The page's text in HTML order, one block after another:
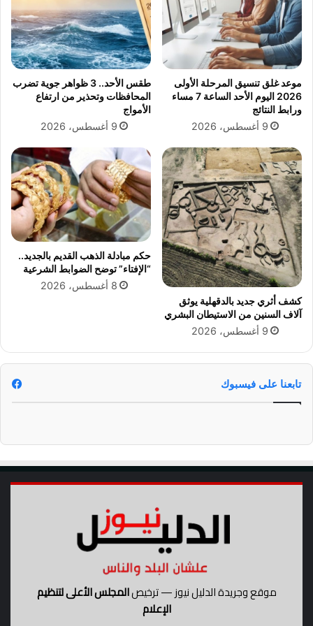
ن
ي
ة
.
ا
ل
ط
ب
ا
ل
ب
ط
ل
آ
د
م
م
ا
ي
ي
ف
ش
ي
موعد غلق تنسيق المرحلة الأولى
2026 اليوم الأحد الساعة 7 مساء
ورابط النتائج
9 أغسطس، 2026
طقس الأحد.. 3 ظواهر جوية تضرب
المحافظات وتحذير من ارتفاع
الأمواج
9 أغسطس، 2026
كشف أثري جديد بالدقهلية يوثق
آلاف السنين من الاستيطان البشري
9 أغسطس، 2026
حكم مبادلة الذهب القديم بالجديد..
“الإفتاء” توضح الضوابط الشرعية
8 أغسطس، 2026
تابعنا على فيسبوك
موقع وجريدة الدليل نيوز — ترخيصالمجلس الأعلى لتنظيم
الإعلام